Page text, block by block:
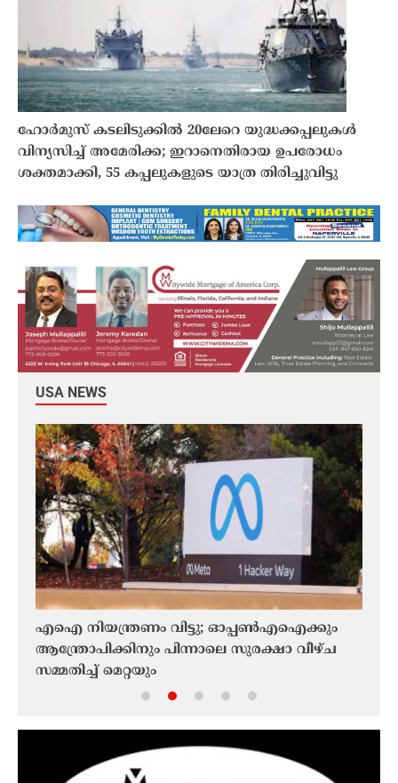
ഹോർമുസ് കടലിടുക്കിൽ 20ലേറെ യുദ്ധക്കപ്പലുകൾ
വിന്യസിച്ച് അമേരിക്ക; ഇറാനെതിരായ ഉപരോധം
ശക്തമാക്കി, 55 കപ്പലുകളുടെ യാത്ര തിരിച്ചുവിട്ടു
USA NEWS
എഐ നിയന്ത്രണം വിട്ടു; ഓപ്പൺഎഐക്കും
ആന്ത്രോപിക്കിനും പിന്നാലെ സുരക്ഷാ വീഴ്ച
സമ്മതിച്ച് മെറ്റയും